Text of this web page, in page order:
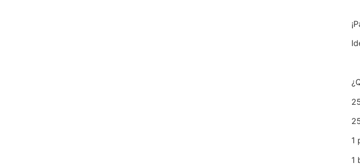
1
1